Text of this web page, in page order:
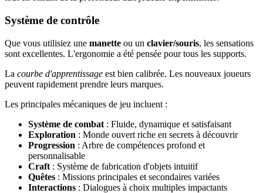
Système de contrôle
Que vous utilisiez une manette ou un clavier/souris, les sensations
sont excellentes. L'ergonomie a été pensée pour tous les supports.
La courbe d'apprentissage est bien calibrée. Les nouveaux joueurs
peuvent rapidement prendre leurs marques.
Les principales mécaniques de jeu incluent :
Système de combat : Fluide, dynamique et satisfaisant
Exploration : Monde ouvert riche en secrets à découvrir
Progression : Arbre de compétences profond et
personnalisable
Craft : Système de fabrication d'objets intuitif
Quêtes : Missions principales et secondaires variées
Interactions : Dialogues à choix multiples impactants